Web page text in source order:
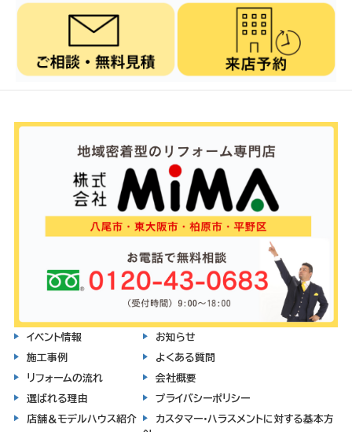
イベント情報
施工事例
リフォームの流れ
選ばれる理由
店舗＆モデルハウス紹介
お知らせ
よくある質問
会社概要
プライバシーポリシー
カスタマー・ハラスメントに対する基本方